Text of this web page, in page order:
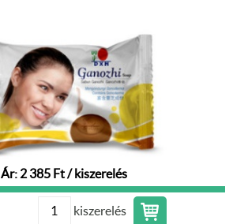
Ár: 2 385 Ft / kiszerelés
kiszerelés